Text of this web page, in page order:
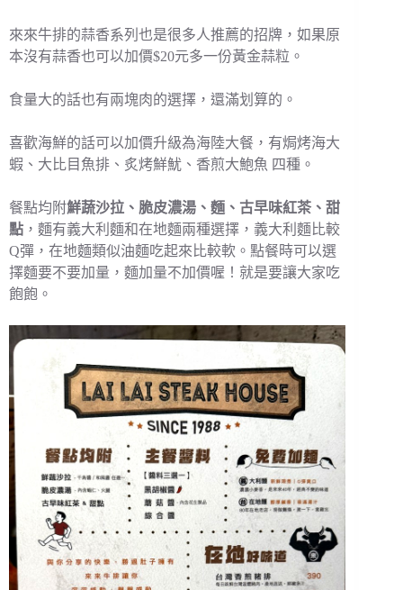
來來牛排的蒜香系列也是很多人推薦的招牌，如果原
本沒有蒜香也可以加價$20元多一份黃金蒜粒。
食量大的話也有兩塊肉的選擇，還滿划算的。
喜歡海鮮的話可以加價升級為海陸大餐，有焗烤海大
蝦、大比目魚排、炙烤鮮魷、香煎大鮑魚 四種。
餐點均附鮮蔬沙拉、脆皮濃湯、麵、古早味紅茶、甜
點 ，麵有義大利麵和在地麵兩種選擇，義大利麵比較
Q彈，在地麵類似油麵吃起來比較軟。點餐時可以選
擇麵要不要加量，麵加量不加價喔！就是要讓大家吃
飽飽。